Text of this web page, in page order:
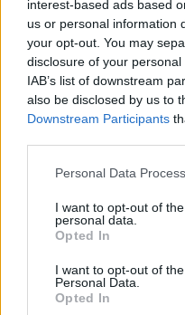
interest-based ads based
us or personal information
your opt-out. You may
disclosure of your
IAB’s list of downstream
also be disclosed by us to
Downstream Participants
Personal Data
I want to opt-out of
personal data.
Opted In
I want to opt-out of
Personal Data.
Opted In
tra il Ticino e